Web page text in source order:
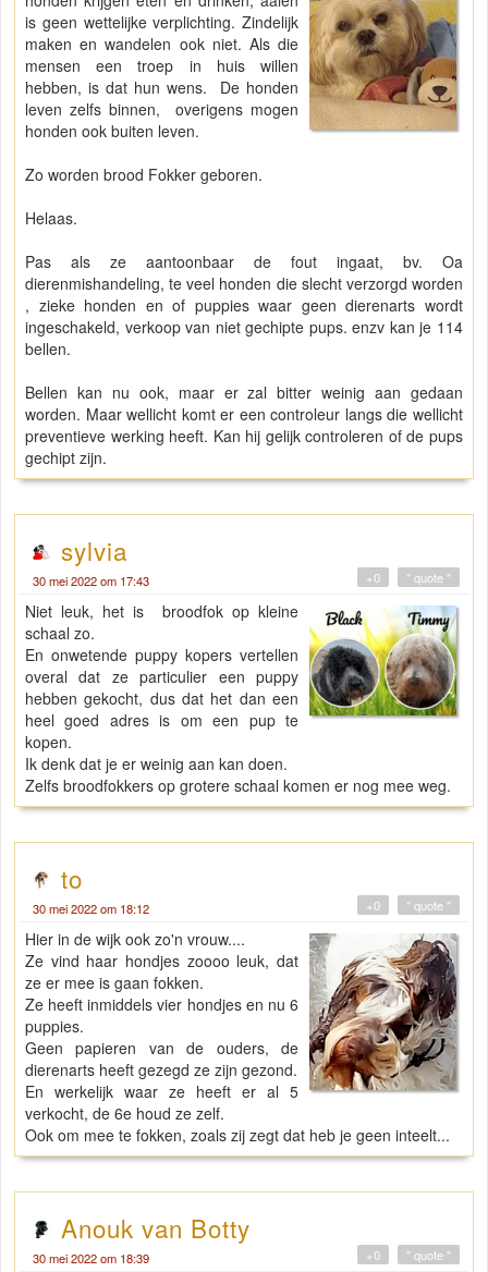
is geen wettelijke verplichting. Zindelijk
maken en wandelen ook niet. Als die
mensen een troep in huis willen
hebben, is dat hun wens. De honden
leven zelfs binnen, overigens mogen
honden ook buiten leven.
Zo worden brood Fokker geboren.
Helaas.
Pas als ze aantoonbaar de fout ingaat, bv. Oa
dierenmishandeling, te veel honden die slecht verzorgd worden
, zieke honden en of puppies waar geen dierenarts wordt
ingeschakeld, verkoop van niet gechipte pups. enzv kan je 114
bellen.
Bellen kan nu ook, maar er zal bitter weinig aan gedaan
worden. Maar wellicht komt er een controleur langs die wellicht
preventieve werking heeft. Kan hij gelijk controleren of de pups
gechipt zijn.
sylvia
30 mei 2022 om 17:43 " quote "
+0
Niet leuk, het is broodfok op kleine
schaal zo.
En onwetende puppy kopers vertellen
overal dat ze particulier een puppy
hebben gekocht, dus dat het dan een
heel goed adres is om een pup te
kopen.
Ik denk dat je er weinig aan kan doen.
Zelfs broodfokkers op grotere schaal komen er nog mee weg.
to
30 mei 2022 om 18:12 " quote "
+0
Hier in de wijk ook zo'n vrouw....
Ze vind haar hondjes zoooo leuk, dat
ze er mee is gaan fokken.
Ze heeft inmiddels vier hondjes en nu 6
puppies.
Geen papieren van de ouders, de
dierenarts heeft gezegd ze zijn gezond.
En werkelijk waar ze heeft er al 5
verkocht, de 6e houd ze zelf.
Ook om mee te fokken, zoals zij zegt dat heb je geen inteelt...
Anouk van Botty
30 mei 2022 om 18:39 " quote "
+0